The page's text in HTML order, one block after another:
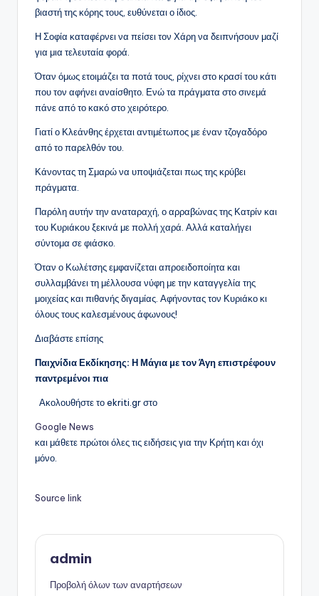
βιαστή της κόρης τους, ευθύνεται ο ίδιος.
Η Σοφία καταφέρνει να πείσει τον Χάρη να δειπνήσουν μαζί
για μια τελευταία φορά.
Όταν όμως ετοιμάζει τα ποτά τους, ρίχνει στο κρασί του κάτι
που τον αφήνει αναίσθητο. Ενώ τα πράγματα στο σινεμά
πάνε από το κακό στο χειρότερο.
Γιατί ο Κλεάνθης έρχεται αντιμέτωπος με έναν τζογαδόρο
από το παρελθόν του.
Κάνοντας τη Σμαρώ να υποψιάζεται πως της κρύβει
πράγματα.
Παρόλη αυτήν την αναταραχή, ο αρραβώνας της Κατρίν και
του Κυριάκου ξεκινά με πολλή χαρά. Αλλά καταλήγει
σύντομα σε φιάσκο.
Όταν ο Κωλέτσης εμφανίζεται απροειδοποίητα και
συλλαμβάνει τη μέλλουσα νύφη με την καταγγελία της
μοιχείας και πιθανής διγαμίας. Αφήνοντας τον Κυριάκο κι
όλους τους καλεσμένους άφωνους!
Διαβάστε επίσης
Παιχνίδια Εκδίκησης: Η Μάγια με τον Άγη επιστρέφουν
παντρεμένοι πια
Ακολουθήστε το ekriti.gr στο
Google News
και μάθετε πρώτοι όλες τις ειδήσεις για την Κρήτη και όχι
μόνο.
Source link
admin
Προβολή όλων των αναρτήσεων